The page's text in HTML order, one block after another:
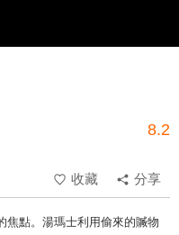
8.2
收藏
分享
焦點。湯瑪士利用偷來的贓物